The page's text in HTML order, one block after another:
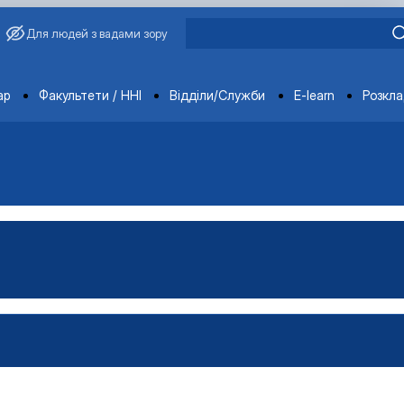
Для людей з вадами зору
Факультети / ННІ Відділи/Служби E-learn